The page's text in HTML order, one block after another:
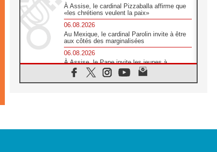
À Assise, le cardinal Pizzaballa affirme que
«les chrétiens veulent la paix»
06.08.2026
Au Mexique, le cardinal Parolin invite à être
aux côtés des marginalisées
06.08.2026
À Assise, le Pape invite les jeunes à
«construire la civilisation de l'amour»
05.08.2026